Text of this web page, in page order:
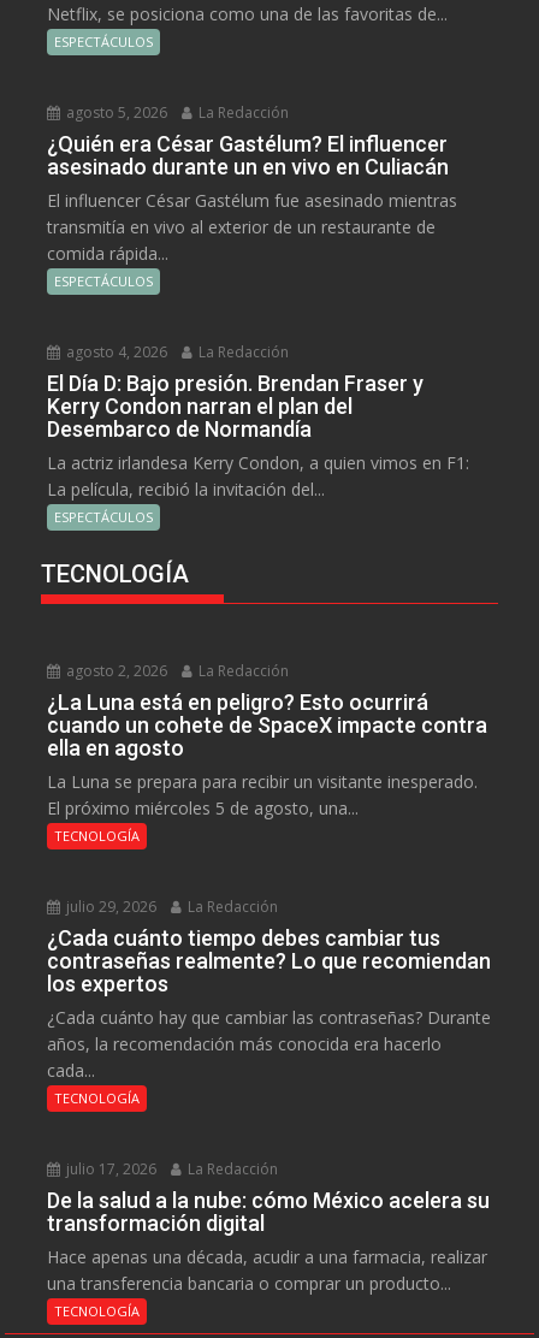
Netflix, se posiciona como una de las favoritas de...
ESPECTÁCULOS
agosto 5, 2026 La Redacción
¿Quién era César Gastélum? El influencer
asesinado durante un en vivo en Culiacán
El influencer César Gastélum fue asesinado mientras
transmitía en vivo al exterior de un restaurante de
comida rápida...
ESPECTÁCULOS
agosto 4, 2026 La Redacción
El Día D: Bajo presión. Brendan Fraser y
Kerry Condon narran el plan del
Desembarco de Normandía
La actriz irlandesa Kerry Condon, a quien vimos en F1:
La película, recibió la invitación del...
ESPECTÁCULOS
TECNOLOGÍA
agosto 2, 2026 La Redacción
¿La Luna está en peligro? Esto ocurrirá
cuando un cohete de SpaceX impacte contra
ella en agosto
La Luna se prepara para recibir un visitante inesperado.
El próximo miércoles 5 de agosto, una...
TECNOLOGÍA
julio 29, 2026 La Redacción
¿Cada cuánto tiempo debes cambiar tus
contraseñas realmente? Lo que recomiendan
los expertos
¿Cada cuánto hay que cambiar las contraseñas? Durante
años, la recomendación más conocida era hacerlo
cada...
TECNOLOGÍA
julio 17, 2026 La Redacción
De la salud a la nube: cómo México acelera su
transformación digital
Hace apenas una década, acudir a una farmacia, realizar
una transferencia bancaria o comprar un producto...
TECNOLOGÍA